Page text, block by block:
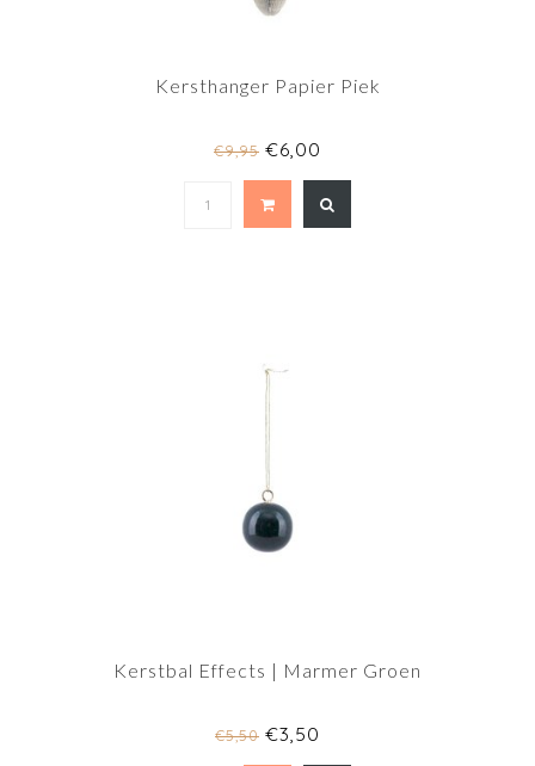
Kersthanger Papier Piek
€9,95 €6,00
Kerstbal Effects | Marmer Groen
€5,50 €3,50